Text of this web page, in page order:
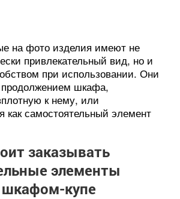
на фото изделия имеют не
привлекательный вид, но и
при использовании. Они
продолжением шкафа,
к нему, или
как самостоятельный элемент
заказывать
элементы
шкафом-купе